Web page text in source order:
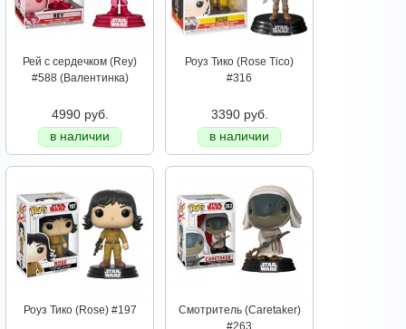
Рей с сердечком (Rey)
#588 (Валентинка)
4990 руб.
в наличии
Роуз Тико (Rose Tico)
#316
3390 руб.
в наличии
Роуз Тико (Rose) #197
Смотритель (Caretaker)
#263